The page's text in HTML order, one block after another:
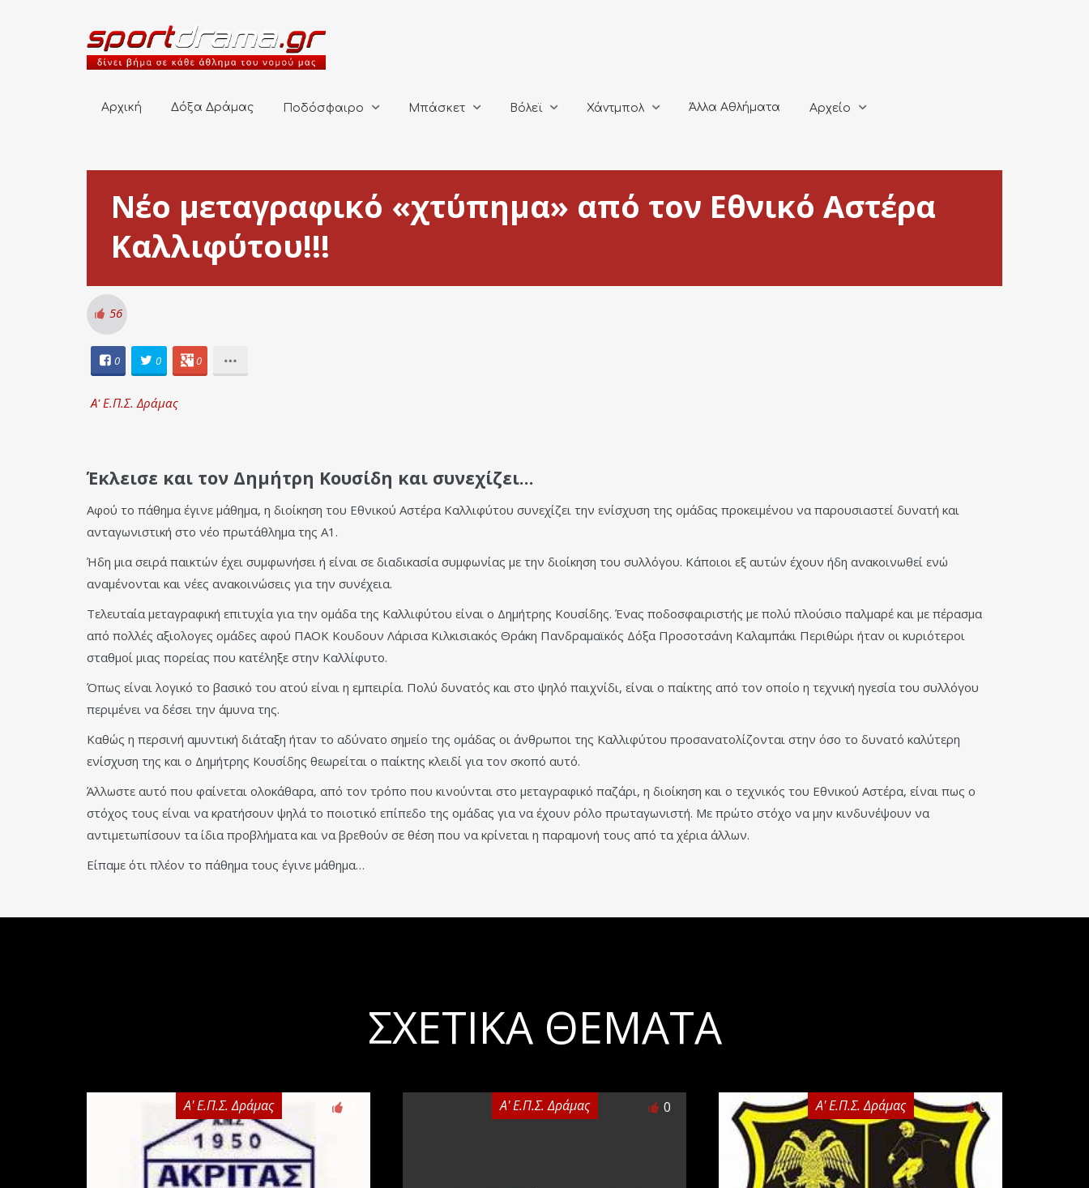
Αρχική Δόξα Δράμας Ποδόσφαιρο Μπάσκετ Βόλεϊ Χάντμπολ Άλλα Αθλήματα Αρχείο
Νέο μεταγραφικό «χτύπημα» από τον Εθνικό Αστέρα
Καλλιφύτου!!!
56
0 0 0
Α' Ε.Π.Σ. Δράμας
Έκλεισε και τον Δημήτρη Κουσίδη και συνεχίζει…
Αφού το πάθημα έγινε μάθημα, η διοίκηση του Εθνικού Αστέρα Καλλιφύτου συνεχίζει την ενίσχυση της ομάδας προκειμένου να παρουσιαστεί δυνατή και
ανταγωνιστική στο νέο πρωτάθλημα της Α1.
Ήδη μια σειρά παικτών έχει συμφωνήσει ή είναι σε διαδικασία συμφωνίας με την διοίκηση του συλλόγου. Κάποιοι εξ αυτών έχουν ήδη ανακοινωθεί ενώ
αναμένονται και νέες ανακοινώσεις για την συνέχεια.
Τελευταία μεταγραφική επιτυχία για την ομάδα της Καλλιφύτου είναι ο Δημήτρης Κουσίδης. Ένας ποδοσφαιριστής με πολύ πλούσιο παλμαρέ και με πέρασμα
από πολλές αξιολογες ομάδες αφού ΠΑΟΚ Κουδουν Λάρισα Κιλκισιακός Θράκη Πανδραμαϊκός Δόξα Προσοτσάνη Καλαμπάκι Περιθώρι ήταν οι κυριότεροι
σταθμοί μιας πορείας που κατέληξε στην Καλλίφυτο.
Όπως είναι λογικό το βασικό του ατού είναι η εμπειρία. Πολύ δυνατός και στο ψηλό παιχνίδι, είναι ο παίκτης από τον οποίο η τεχνική ηγεσία του συλλόγου
περιμένει να δέσει την άμυνα της.
Καθώς η περσινή αμυντική διάταξη ήταν το αδύνατο σημείο της ομάδας οι άνθρωποι της Καλλιφύτου προσανατολίζονται στην όσο το δυνατό καλύτερη
ενίσχυση της και ο Δημήτρης Κουσίδης θεωρείται ο παίκτης κλειδί για τον σκοπό αυτό.
Άλλωστε αυτό που φαίνεται ολοκάθαρα, από τον τρόπο που κινούνται στο μεταγραφικό παζάρι, η διοίκηση και ο τεχνικός του Εθνικού Αστέρα, είναι πως ο
στόχος τους είναι να κρατήσουν ψηλά το ποιοτικό επίπεδο της ομάδας για να έχουν ρόλο πρωταγωνιστή. Με πρώτο στόχο να μην κινδυνέψουν να
αντιμετωπίσουν τα ίδια προβλήματα και να βρεθούν σε θέση που να κρίνεται η παραμονή τους από τα χέρια άλλων.
Είπαμε ότι πλέον το πάθημα τους έγινε μάθημα…
ΣΧΕΤΙΚΆ ΘΈΜΑΤΑ
Α' Ε.Π.Σ. Δράμας Α' Ε.Π.Σ. Δράμας 0 Α' Ε.Π.Σ. Δράμας 0